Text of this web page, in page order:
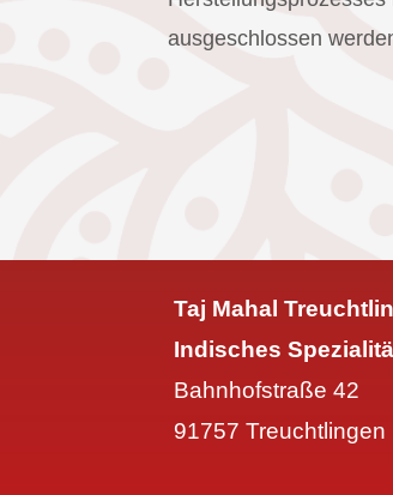
ausgeschlossen
Taj Mahal
Indisches
Bahnhofstraße 42
91757 Treuchtlingen